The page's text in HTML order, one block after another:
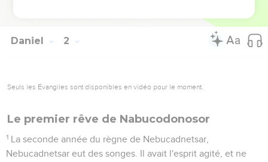
Daniel 2
Seuls les Évangiles sont disponibles en vidéo pour le moment.
Le premier rêve de Nabucodonosor
1 La seconde année du règne de Nebucadnetsar,
Nebucadnetsar eut des songes. Il avait l'esprit agité, et ne